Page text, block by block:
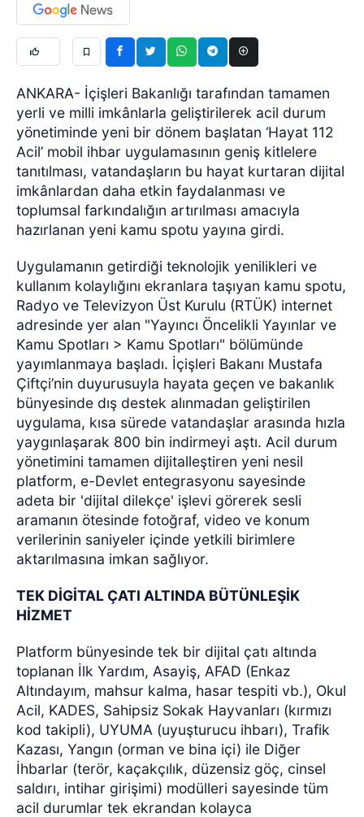
ANKARA- İçişleri Bakanlığı tarafından tamamen
yerli ve milli imkânlarla geliştirilerek acil durum
yönetiminde yeni bir dönem başlatan ‘Hayat 112
Acil’ mobil ihbar uygulamasının geniş kitlelere
tanıtılması, vatandaşların bu hayat kurtaran dijital
imkânlardan daha etkin faydalanması ve
toplumsal farkındalığın artırılması amacıyla
hazırlanan yeni kamu spotu yayına girdi.
Uygulamanın getirdiği teknolojik yenilikleri ve
kullanım kolaylığını ekranlara taşıyan kamu spotu,
Radyo ve Televizyon Üst Kurulu (RTÜK) internet
adresinde yer alan "Yayıncı Öncelikli Yayınlar ve
Kamu Spotları > Kamu Spotları" bölümünde
yayımlanmaya başladı. İçişleri Bakanı Mustafa
Çiftçi’nin duyurusuyla hayata geçen ve bakanlık
bünyesinde dış destek alınmadan geliştirilen
uygulama, kısa sürede vatandaşlar arasında hızla
yaygınlaşarak 800 bin indirmeyi aştı. Acil durum
yönetimini tamamen dijitalleştiren yeni nesil
platform, e-Devlet entegrasyonu sayesinde
adeta bir 'dijital dilekçe' işlevi görerek sesli
aramanın ötesinde fotoğraf, video ve konum
verilerinin saniyeler içinde yetkili birimlere
aktarılmasına imkan sağlıyor.
TEK DİGİTAL ÇATI ALTINDA BÜTÜNLEŞİK
HİZMET
Platform bünyesinde tek bir dijital çatı altında
toplanan İlk Yardım, Asayiş, AFAD (Enkaz
Altındayım, mahsur kalma, hasar tespiti vb.), Okul
Acil, KADES, Sahipsiz Sokak Hayvanları (kırmızı
kod takipli), UYUMA (uyuşturucu ihbarı), Trafik
Kazası, Yangın (orman ve bina içi) ile Diğer
İhbarlar (terör, kaçakçılık, düzensiz göç, cinsel
saldırı, intihar girişimi) modülleri sayesinde tüm
acil durumlar tek ekrandan kolayca